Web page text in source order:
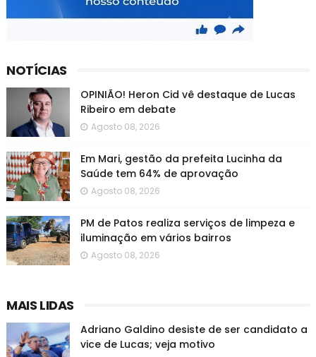
NOTÍCIAS
OPINIÃO! Heron Cid vê destaque de Lucas
Ribeiro em debate
Agosto 08, 2026
Em Mari, gestão da prefeita Lucinha da
Saúde tem 64% de aprovação
Agosto 08, 2026
PM de Patos realiza serviços de limpeza e
iluminação em vários bairros
Agosto 08, 2026
MAIS LIDAS
Adriano Galdino desiste de ser candidato a
vice de Lucas; veja motivo